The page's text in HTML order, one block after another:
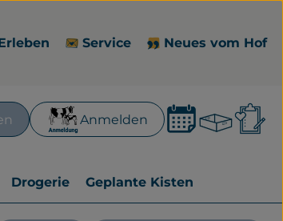
Service Neues vom Hof
Anmelden
Drogerie Geplante Kisten